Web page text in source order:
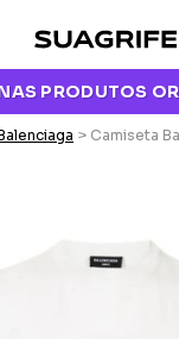
PRODUTOS
> Camiseta